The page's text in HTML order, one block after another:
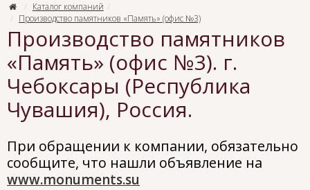
Каталог компаний
Производство памятников «Память» (офис №3)
Производство памятников
«Память» (офис №3). г.
Чебоксары (Республика
Чувашия), Россия.
При обращении к компании, обязательно
сообщите, что нашли объявление на
www.monuments.su